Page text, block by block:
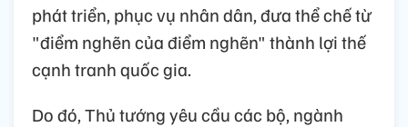
phát triển, phục vụ nhân dân, đưa thể chế từ
"điểm nghẽn của điểm nghẽn" thành lợi thế
cạnh tranh quốc gia.
Do đó, Thủ tướng yêu cầu các bộ, ngành